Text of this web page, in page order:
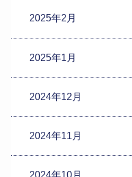
2025年2月
2025年1月
2024年12月
2024年11月
2024年10月